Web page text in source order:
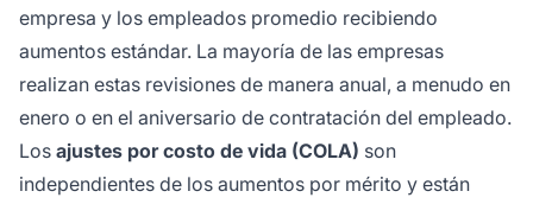
empresa y los empleados promedio recibiendo
aumentos estándar. La mayoría de las empresas
realizan estas revisiones de manera anual, a menudo en
enero o en el aniversario de contratación del empleado.
Los ajustes por costo de vida (COLA) son
independientes de los aumentos por mérito y están